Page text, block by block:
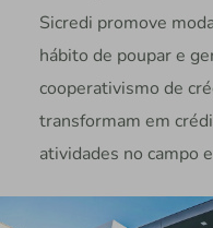
Sicredi promove
hábito de poupar e
cooperativismo de
transformam em
atividades no campo